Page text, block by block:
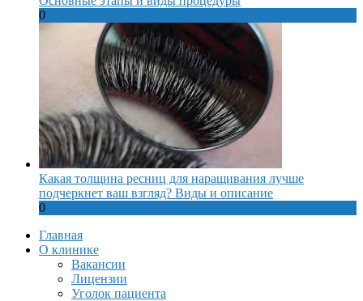
0
Какая толщина ресниц для наращивания лучше
подчеркнет ваш взгляд? Виды и описание
0
Главная
О клинике
Вакансии
Лицензии
Уголок пациента